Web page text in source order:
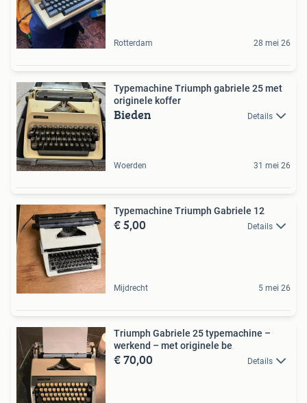
Rotterdam 28 mei 26
Typemachine Triumph gabriele 25 met
originele koffer
Bieden Details
Woerden 31 mei 26
Typemachine Triumph Gabriele 12
€ 5,00 Details
Mijdrecht 5 mei 26
Triumph Gabriele 25 typemachine –
werkend – met originele be
€ 70,00 Details